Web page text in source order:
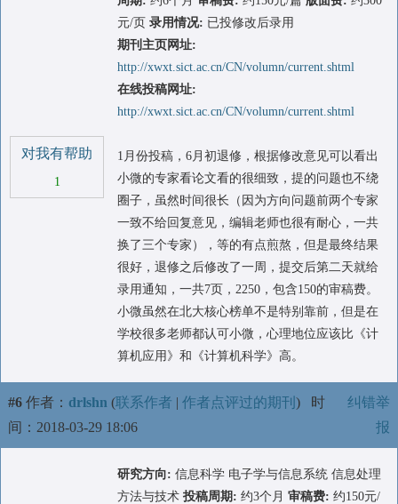
对我有帮助
1
元/页 录用情况: 已投修改后录用
期刊主页网址:
http://xwxt.sict.ac.cn/CN/volumn/current.shtml
在线投稿网址:
http://xwxt.sict.ac.cn/CN/volumn/current.shtml
1月份投稿，6月初退修，根据修改意见可以看出
小微的专家看论文看的很细致，提的问题也不绕
圈子，虽然时间很长（因为方向问题前两个专家
一致不给回复意见，编辑老师也很有耐心，一共
换了三个专家），等的有点煎熬，但是最终结果
很好，退修之后修改了一周，提交后第二天就给
录用通知，一共7页，2250，包含150的审稿费。
小微虽然在北大核心榜单不是特别靠前，但是在
学校很多老师都认可小微，心理地位应该比《计
算机应用》和《计算机科学》高。
#6 作者： drlshn (联系作者 | 作者点评过的期刊 ) 时
间：2018-03-29 18:06
纠错举
报
研究方向: 信息科学 电子学与信息系统 信息处理
方法与技术 投稿周期: 约3个月 审稿费: 约150元/